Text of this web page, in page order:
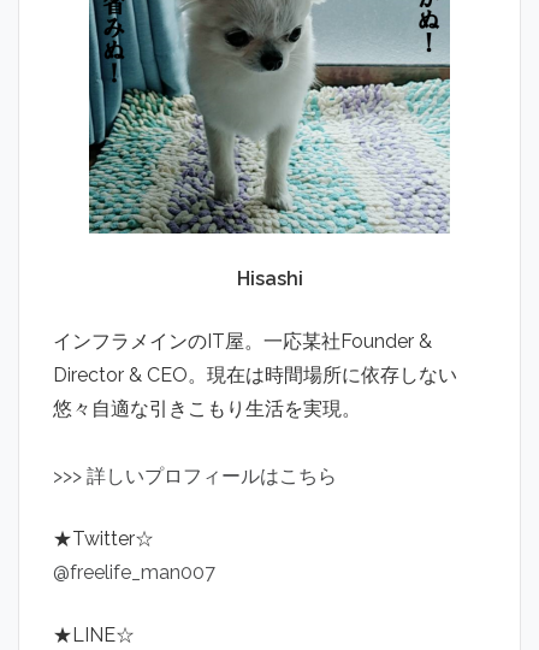
Hisashi
インフラメインのIT屋。一応某社Founder &
Director & CEO。現在は時間場所に依存しない
悠々自適な引きこもり生活を実現。
>>> 詳しいプロフィールはこちら
★Twitter☆
@freelife_man007
★LINE☆